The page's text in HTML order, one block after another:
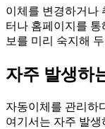
이체를 변경하거나
터나 홈페이지를
보를 미리 숙지해
자주 발생하
자동이체를 관리하
여기서는 자주 발